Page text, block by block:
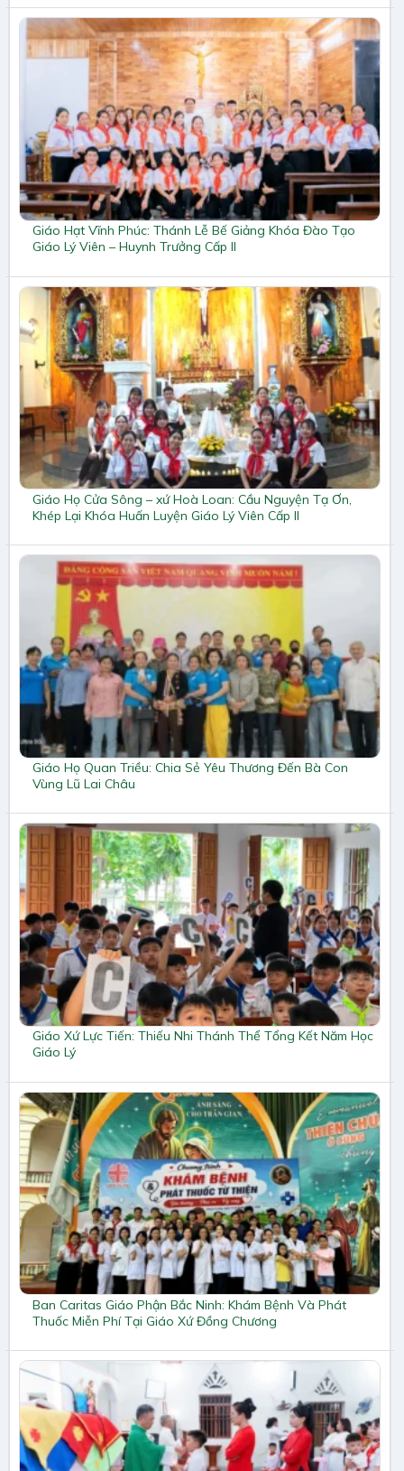
Giáo Hạt Vĩnh Phúc: Thánh Lễ Bế Giảng Khóa Đào Tạo
Giáo Lý Viên – Huynh Trưởng Cấp II
Giáo Họ Cửa Sông – xứ Hoà Loan: Cầu Nguyện Tạ Ơn,
Khép Lại Khóa Huấn Luyện Giáo Lý Viên Cấp II
Giáo Họ Quan Triều: Chia Sẻ Yêu Thương Đến Bà Con
Vùng Lũ Lai Châu
Giáo Xứ Lực Tiến: Thiếu Nhi Thánh Thể Tổng Kết Năm Học
Giáo Lý
Ban Caritas Giáo Phận Bắc Ninh: Khám Bệnh Và Phát
Thuốc Miễn Phí Tại Giáo Xứ Đồng Chương